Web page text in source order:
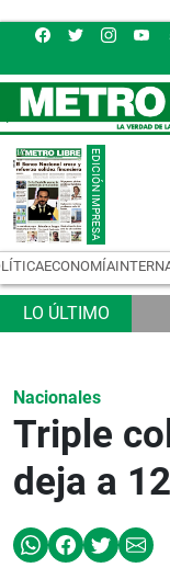
ECONOMÍA
Nacionales
Triple
deja a